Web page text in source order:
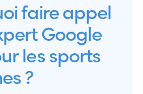
faire appel
Google
les sports
?